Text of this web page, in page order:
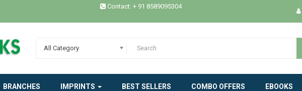
Contact: + 91 8589095304
All Category
BRANCHES IMPRINTS BEST SELLERS COMBO OFFERS EBOOKS
HISTORY
MEMOIRS